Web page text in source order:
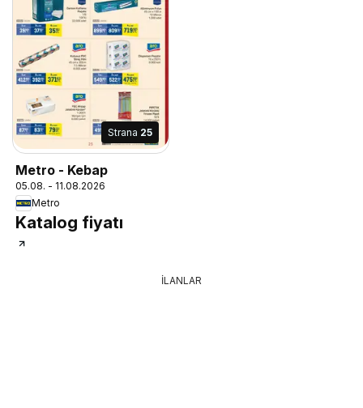
Strana 25
Metro - Kebap
05.08. - 11.08.2026
Metro
Katalog fiyatı
İLANLAR